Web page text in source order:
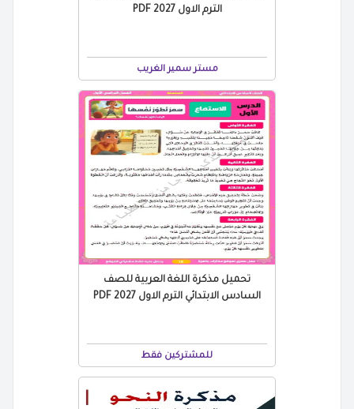
الترم الاول 2027 PDF
مستر سمير الغريب
تحميل مذكرة اللغة العربية للصف
السادس الابتدائي الترم الاول 2027 PDF
للمشتركين فقط